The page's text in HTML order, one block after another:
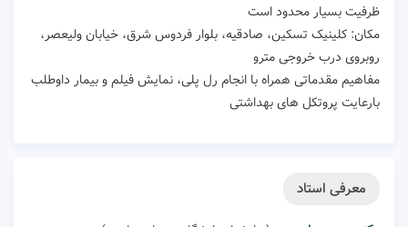
ظرفیت بسیار محدود است
مکان: کلینیک تسکین، صادقیه، بلوار فردوس شرق، خیابان ولیعصر،
روبروی درب خروجی مترو
مفاهیم مقدماتی همراه با انجام رل پلی، نمایش فیلم و بیمار داوطلب
بارعایت پروتکل های بهداشتی
معرفی استاد